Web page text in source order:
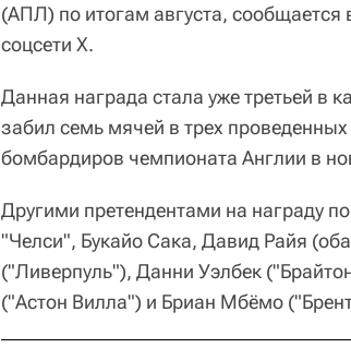
(АПЛ) по итогам августа, сообщается
соцсети X.
Данная награда стала уже третьей в
забил семь мячей в трех
бомбардиров чемпионата Англии в
Другими претендентами на награду
"Челси", Букайо Сака, Давид Райя
("Ливерпуль"), Данни Уэлбек
("Астон Вилла") и Бриан Мбёмо